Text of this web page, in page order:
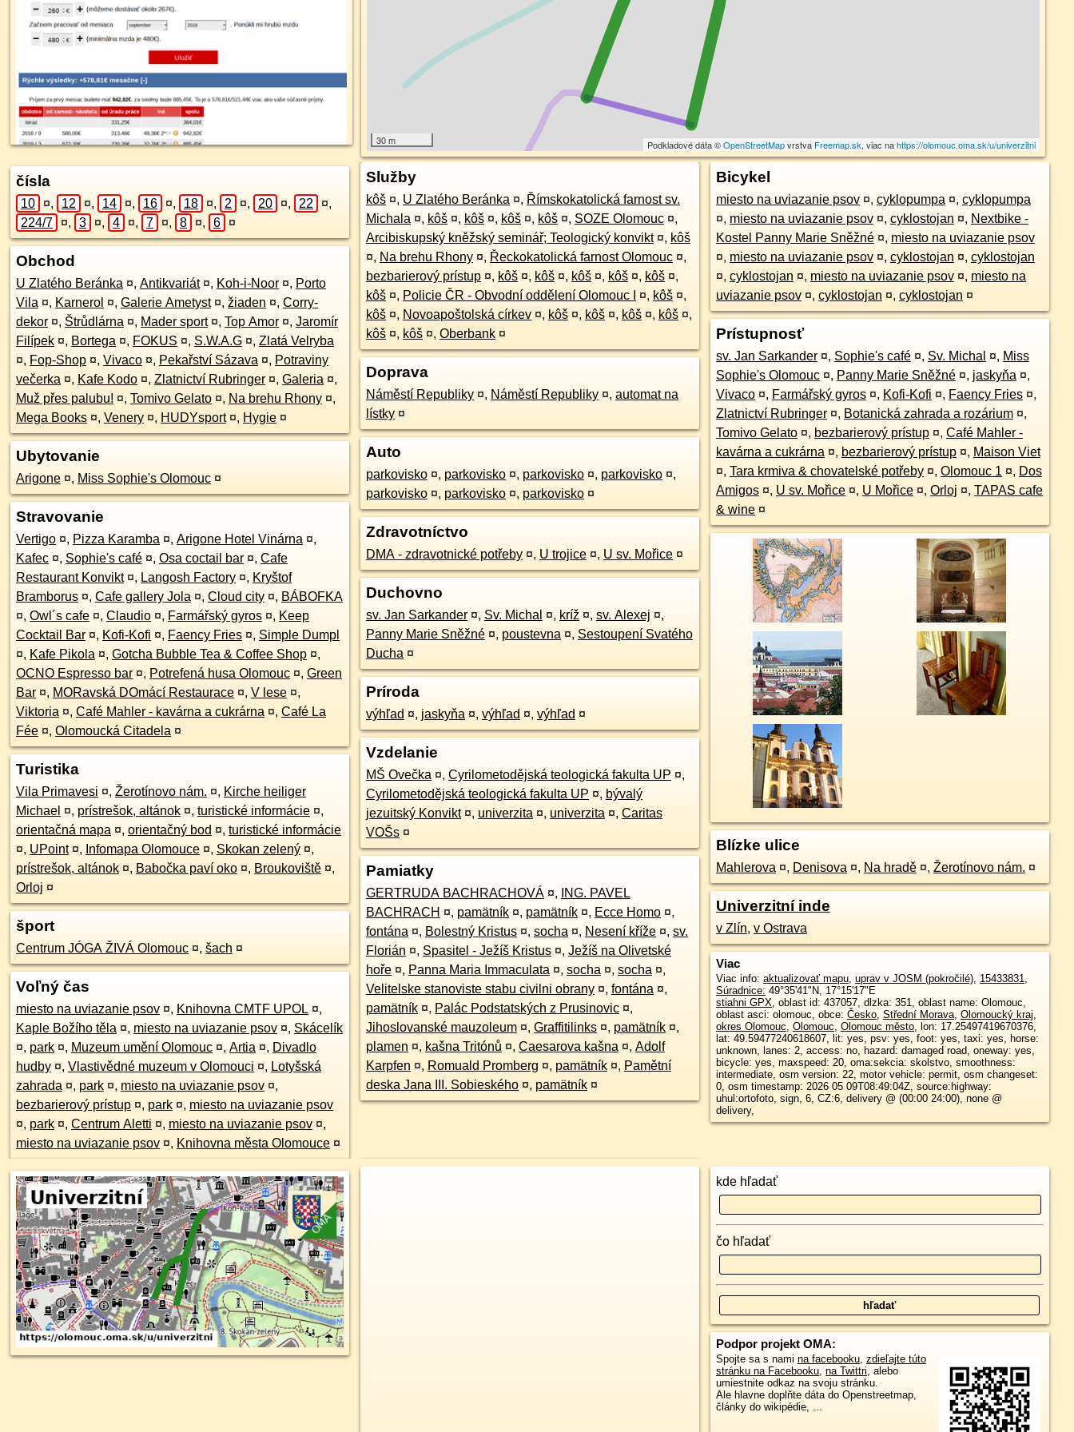
30 m Podkladové dáta ©OpenStreetMapvrstva Freemap.sk, viac nahttps://olomouc.oma.sk/u/univerzitni
čísla
10 ¤, 12 ¤, 14 ¤, 16 ¤, 18 ¤, 2 ¤, 20 ¤, 22 ¤,
224/7
¤, 3 ¤, 4 ¤, 7 ¤, 8 ¤, 6 ¤
Obchod
U Zlatého Beránka ¤, Antikvariát ¤, Koh-i-Noor ¤, Porto
Vila ¤, Karnerol ¤, Galerie Ametyst ¤, žiaden ¤, Corry-
dekor ¤, Štrůdlárna ¤, Mader sport ¤, Top Amor ¤, Jaromír
Filípek ¤, Bortega ¤, FOKUS ¤, S.W.A.G ¤, Zlatá Velryba
¤, Fop-Shop ¤, Vivaco ¤, Pekařství Sázava ¤, Potraviny
večerka ¤, Kafe Kodo ¤, Zlatnictví Rubringer ¤, Galeria ¤,
Muž přes palubu! ¤, Tomivo Gelato ¤, Na brehu Rhony ¤,
Mega Books ¤, Venery ¤, HUDYsport ¤, Hygie ¤
Ubytovanie
Arigone ¤, Miss Sophie's Olomouc ¤
Stravovanie
Vertigo ¤, Pizza Karamba ¤, Arigone Hotel Vinárna ¤,
Kafec ¤, Sophie's café ¤, Osa coctail bar ¤, Cafe
Restaurant Konvikt ¤, Langosh Factory ¤, Kryštof
Bramborus ¤, Cafe gallery Jola ¤, Cloud city ¤, BÁBOFKA
¤, Owl´s cafe ¤, Claudio ¤, Farmářský gyros ¤, Keep
Cocktail Bar ¤, Kofi-Kofi ¤, Faency Fries ¤, Simple Dumpl
¤, Kafe Pikola ¤, Gotcha Bubble Tea & Coffee Shop ¤,
OCNO Espresso bar ¤, Potrefená husa Olomouc ¤, Green
Bar ¤, MORavská DOmácí Restaurace ¤, V lese ¤,
Viktoria ¤, Café Mahler - kavárna a cukrárna ¤, Café La
Fée ¤, Olomoucká Citadela ¤
Turistika
Vila Primavesi ¤, Žerotínovo nám. ¤, Kirche heiliger
Michael ¤, prístrešok, altánok ¤, turistické informácie ¤,
orientačná mapa ¤, orientačný bod ¤, turistické informácie
¤, UPoint ¤, Infomapa Olomouce ¤, Skokan zelený ¤,
prístrešok, altánok ¤, Babočka paví oko ¤, Broukoviště ¤,
Orloj ¤
šport
Centrum JÓGA ŽIVÁ Olomouc ¤, šach ¤
Voľný čas
miesto na uviazanie psov ¤, Knihovna CMTF UPOL ¤,
Kaple Božího těla ¤, miesto na uviazanie psov ¤, Skácelík
¤, park ¤, Muzeum umění Olomouc ¤, Artia ¤, Divadlo
hudby ¤, Vlastivědné muzeum v Olomouci ¤, Lotyšská
zahrada ¤, park ¤, miesto na uviazanie psov ¤,
bezbarierový prístup ¤, park ¤, miesto na uviazanie psov
¤, park ¤, Centrum Aletti ¤, miesto na uviazanie psov ¤,
miesto na uviazanie psov ¤, Knihovna města Olomouce ¤
Služby
kôš ¤, U Zlatého Beránka ¤, Římskokatolická farnost sv.
Michala ¤, kôš ¤, kôš ¤, kôš ¤, kôš ¤, SOZE Olomouc ¤,
Arcibiskupský kněžský seminář; Teologický konvikt ¤, kôš
¤, Na brehu Rhony ¤, Řeckokatolická farnost Olomouc ¤,
bezbarierový prístup ¤, kôš ¤, kôš ¤, kôš ¤, kôš ¤, kôš ¤,
kôš ¤, Policie ČR - Obvodní oddělení Olomouc I ¤, kôš ¤,
kôš ¤, Novoapoštolská církev ¤, kôš ¤, kôš ¤, kôš ¤, kôš ¤,
kôš ¤, kôš ¤, Oberbank ¤
Doprava
Náměstí Republiky ¤, Náměstí Republiky ¤, automat na
lístky ¤
Auto
parkovisko ¤, parkovisko ¤, parkovisko ¤, parkovisko ¤,
parkovisko ¤, parkovisko ¤, parkovisko ¤
Zdravotníctvo
DMA - zdravotnické potřeby ¤, U trojice ¤, U sv. Mořice ¤
Duchovno
sv. Jan Sarkander ¤, Sv. Michal ¤, kríž ¤, sv. Alexej ¤,
Panny Marie Sněžné ¤, poustevna ¤, Sestoupení Svatého
Ducha ¤
Príroda
výhľad ¤, jaskyňa ¤, výhľad ¤, výhľad ¤
Vzdelanie
MŠ Ovečka ¤, Cyrilometodějská teologická fakulta UP ¤,
Cyrilometodějská teologická fakulta UP ¤, bývalý
jezuitský Konvikt ¤, univerzita ¤, univerzita ¤, Caritas
VOŠs ¤
Pamiatky
GERTRUDA BACHRACHOVÁ ¤,
ING. PAVEL
BACHRACH ¤, pamätník ¤, pamätník ¤, Ecce Homo ¤,
fontána ¤, Bolestný Kristus ¤, socha ¤, Nesení kříže ¤, sv.
Florián ¤, Spasitel - Ježíš Kristus ¤, Ježíš na Olivetské
hoře ¤, Panna Maria Immaculata ¤, socha ¤, socha ¤,
Velitelske stanoviste stabu civilni obrany ¤, fontána ¤,
pamätník ¤, Palác Podstatských z Prusinovic ¤,
Jihoslovanské mauzoleum ¤, Graffitilinks ¤, pamätník ¤,
plamen ¤, kašna Tritónů ¤, Caesarova kašna ¤, Adolf
Karpfen ¤, Romuald Promberg ¤, pamätník ¤, Pamětní
deska Jana III. Sobieského ¤, pamätník ¤
Bicykel
miesto na uviazanie psov ¤, cyklopumpa ¤, cyklopumpa
¤, miesto na uviazanie psov ¤, cyklostojan ¤, Nextbike -
Kostel Panny Marie Sněžné ¤, miesto na uviazanie psov
¤, miesto na uviazanie psov ¤, cyklostojan ¤, cyklostojan
¤, cyklostojan ¤, miesto na uviazanie psov ¤, miesto na
uviazanie psov ¤, cyklostojan ¤, cyklostojan ¤
Prístupnosť
sv. Jan Sarkander ¤, Sophie's café ¤, Sv. Michal ¤, Miss
Sophie's Olomouc ¤, Panny Marie Sněžné ¤, jaskyňa ¤,
Vivaco ¤, Farmářský gyros ¤, Kofi-Kofi ¤, Faency Fries ¤,
Zlatnictví Rubringer ¤, Botanická zahrada a rozárium ¤,
Tomivo Gelato ¤, bezbarierový prístup ¤, Café Mahler -
kavárna a cukrárna ¤, bezbarierový prístup ¤, Maison Viet
¤, Tara krmiva & chovatelské potřeby ¤, Olomouc 1 ¤, Dos
Amigos ¤, U sv. Mořice ¤, U Mořice ¤, Orloj ¤, TAPAS cafe
& wine ¤
Blízke ulice
Mahlerova ¤, Denisova ¤, Na hradě ¤, Žerotínovo nám. ¤
Univerzitní inde
v Zlín, v Ostrava
Viac
Viac info: aktualizovať mapu, uprav v JOSM (pokročilé), 15433831,
Súradnice: 49°35'41"N, 17°15'17"E
stiahni GPX, oblast id: 437057, dlzka: 351, oblast name: Olomouc,
oblast asci: olomouc, obce: Česko, Střední Morava, Olomoucký kraj,
okres Olomouc, Olomouc, Olomouc město, lon: 17.25497419670376,
lat: 49.59477240618607, lit: yes, psv: yes, foot: yes, taxi: yes, horse:
unknown, lanes: 2, access: no, hazard: damaged road, oneway: yes,
bicycle: yes, maxspeed: 20, oma:sekcia: skolstvo, smoothness:
intermediate, osm version: 22, motor vehicle: permit, osm changeset:
0, osm timestamp: 2026 05 09T08:49:04Z, source:highway:
uhul:ortofoto, sign, 6, CZ:6, delivery @ (00:00 24:00), none @
delivery,
kde hľadať
čo hľadať
Podpor projekt OMA:
Spojte sa s nami na facebooku, zdieľajte túto
stránku na Facebooku, na Twittri, alebo
umiestnite odkaz na svoju stránku.
Ale hlavne doplňte dáta do Openstreetmap,
články do wikipédie, ...